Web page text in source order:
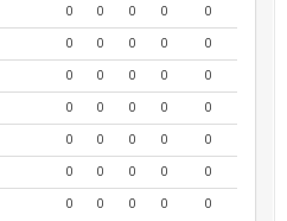
0 0 0 0
0
0 0 0 0
0
0 0 0 0
0
0 0 0 0
0
0 0 0 0
0
0 0 0 0
0
0 0 0 0 0